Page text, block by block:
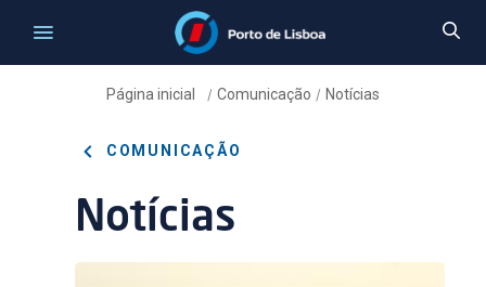
Página inicial / Comunicação / Notícias
COMUNICAÇÃO
Notícias